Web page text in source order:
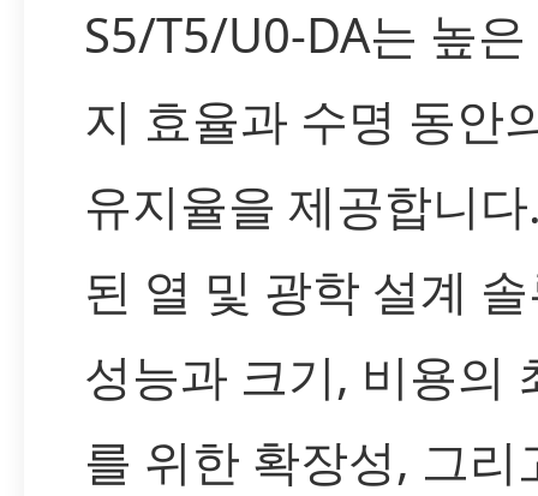
S5/T5/U0-DA는 높
지 효율과 수명 동안
유지율을 제공합니
된 열 및 광학 설계
성능과 크기, 비용의
를 위한 확장성, 그리